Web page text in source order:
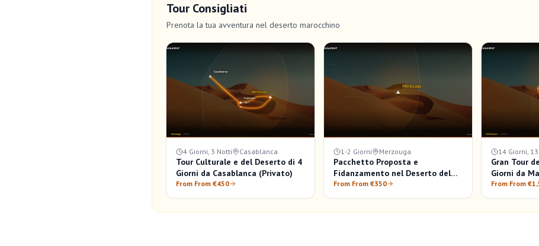
Tour Consigliati
Prenota la tua avventura nel deserto marocchino
4 Giorni, 3 Notti Casablanca
Tour Culturale e del Deserto di 4
Giorni da Casablanca (Privato)
From From €450
1-2 Giorni Merzouga
Pacchetto Proposta e
Fidanzamento nel Deserto del
Sahara a Merzouga
From From €350
14 Giorni,
Gran Tour
Giorni da
From From